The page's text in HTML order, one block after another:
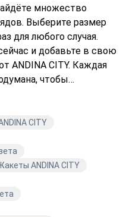
множество
Выберите размер
для любого случая.
и добавьте в свою
ANDINA CITY. Каждая
чтобы
одежду
Avaro и
CITY
ANDINA CITY